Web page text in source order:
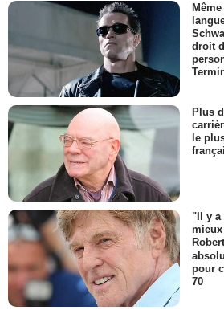
droit
Plus
le
"Il y a
pour
70